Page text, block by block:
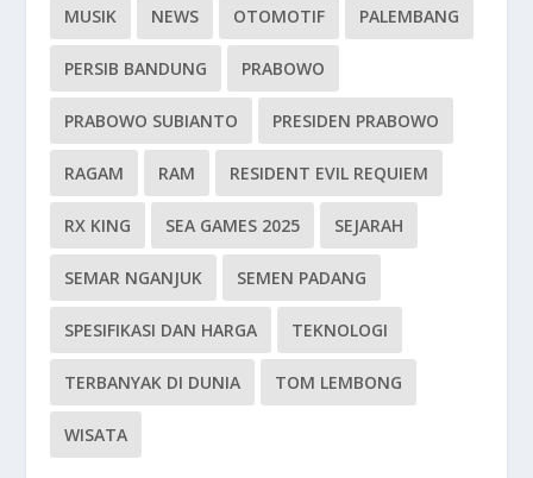
MUSIK NEWS OTOMOTIF PALEMBANG
PERSIB BANDUNG PRABOWO
PRABOWO SUBIANTO PRESIDEN PRABOWO
RAGAM RAM RESIDENT EVIL REQUIEM
RX KING SEA GAMES 2025 SEJARAH
SEMAR NGANJUK SEMEN PADANG
SPESIFIKASI DAN HARGA TEKNOLOGI
TERBANYAK DI DUNIA TOM LEMBONG
WISATA